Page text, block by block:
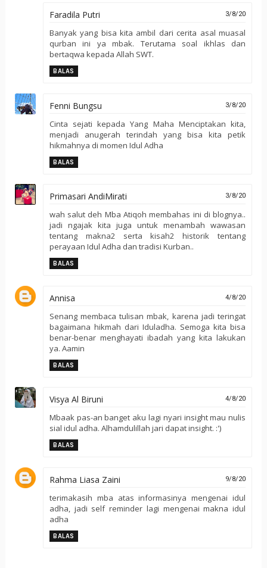
Faradila Putri 3/8/20
Banyak yang bisa kita ambil dari cerita asal muasal
qurban ini ya mbak. Terutama soal ikhlas dan
bertaqwa kepada Allah SWT.
BALAS
Fenni Bungsu 3/8/20
Cinta sejati kepada Yang Maha Menciptakan kita,
menjadi anugerah terindah yang bisa kita petik
hikmahnya di momen Idul Adha
BALAS
Primasari AndiMirati 3/8/20
wah salut deh Mba Atiqoh membahas ini di blognya..
jadi ngajak kita juga untuk menambah wawasan
tentang makna2 serta kisah2 historik tentang
perayaan Idul Adha dan tradisi Kurban..
BALAS
Annisa 4/8/20
Senang membaca tulisan mbak, karena jadi teringat
bagaimana hikmah dari Iduladha. Semoga kita bisa
benar-benar menghayati ibadah yang kita lakukan
ya. Aamin
BALAS
Visya Al Biruni 4/8/20
Mbaak pas-an banget aku lagi nyari insight mau nulis
sial idul adha. Alhamdulillah jari dapat insight. :')
BALAS
Rahma Liasa Zaini 9/8/20
terimakasih mba atas informasinya mengenai idul
adha, jadi self reminder lagi mengenai makna idul
adha
BALAS